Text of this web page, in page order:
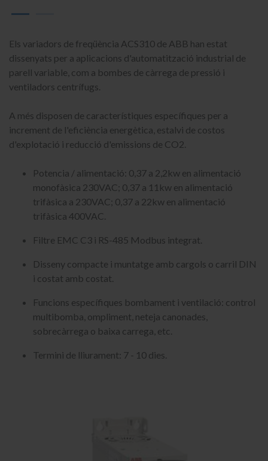
Els variadors de freqüència ACS310 de ABB han estat
dissenyats per a aplicacions d'automatització industrial de
parell variable, com a bombes de càrrega de pressió i
ventiladors centrífugs.
A més disposen de característiques específiques per a
increment de l'eficiència energètica, estalvi de costos
d'explotació i reducció d'emissions de CO2.
Potencia / alimentació: 0,37 a 2,2kw en alimentació
monofàsica 230VAC; 0,37 a 11kw en alimentació
trifàsica a 230VAC; 0,37 a 22kw en alimentació
trifàsica 400VAC.
Filtre EMC C3 i RS-485 Modbus integrat.
Disseny compacte i muntatge amb cargols o carril DIN
i costat amb costat.
Funcions específiques bombament i ventilació: control
multibomba, ompliment, neteja canonades,
sobrecàrrega o baixa carrega, etc.
Termini de lliurament: 7 - 10 dies.